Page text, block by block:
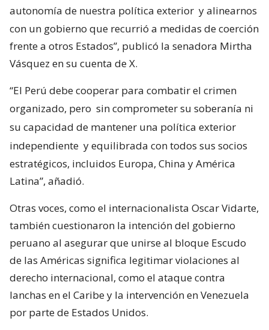
autonomía de nuestra política exterior y alinearnos
con un gobierno que recurrió a medidas de coerción
frente a otros Estados”, publicó la senadora Mirtha
Vásquez en su cuenta de X.
“El Perú debe cooperar para combatir el crimen
organizado, pero sin comprometer su soberanía ni
su capacidad de mantener una política exterior
independiente y equilibrada con todos sus socios
estratégicos, incluidos Europa, China y América
Latina”, añadió.
Otras voces, como el internacionalista Oscar Vidarte,
también cuestionaron la intención del gobierno
peruano al asegurar que unirse al bloque Escudo
de las Américas significa legitimar violaciones al
derecho internacional, como el ataque contra
lanchas en el Caribe y la intervención en Venezuela
por parte de Estados Unidos.